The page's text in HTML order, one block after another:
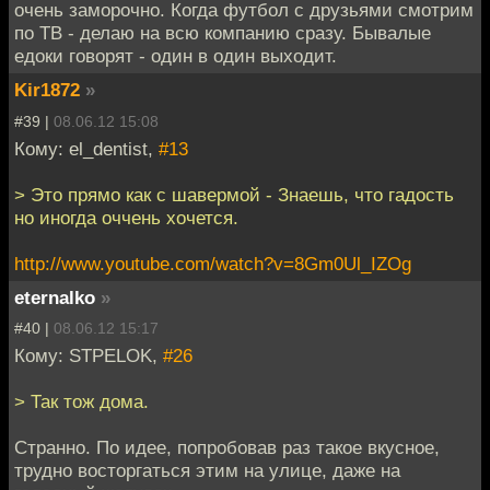
очень заморочно. Когда футбол с друзьями смотрим
по ТВ - делаю на всю компанию сразу. Бывалые
едоки говорят - один в один выходит.
Kir1872 »
#39 | 08.06.12 15:08
Кому: el_dentist, #13
> Это прямо как с шавермой - Знаешь, что гадость
но иногда оччень хочется.
http://www.youtube.com/watch?v=8Gm0Ul_IZOg
eternalko »
#40 | 08.06.12 15:17
Кому: STPELOK, #26
> Так тож дома.
Странно. По идее, попробовав раз такое вкусное,
трудно восторгаться этим на улице, даже на